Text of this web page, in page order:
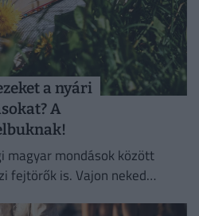
a nyári
A
magyar mondások között
fejtörők is. Vajon neked